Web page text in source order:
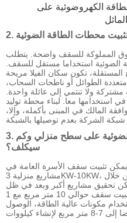
الطاقة الكهروضوئية على
محطات الطاقة الضوئية
المملوكة للسقف واضحة. يتطلب
الضوئية استخداما مستقل للسقف.
تكون سكان الفيلا مريحة
متعددة الطوائل أو ناطحات السحاب،
ولا تنتمي إلى عائلة واحدة.
استخدامها معا. لبناء محطة توليد
المالك في المبنى بأكمله، وإلا،
3. كم هو عظيم تثبيت مركز الضوئية على سطح منزلي وكم
سيكلف؟
تثبيت سقف الأسرة العامة في
مشاريع منزلية 3KW-10KW، بالطبع، إذا تم استخدام المنطقة من خلال
تحقيق مشاريع أكبر وبعد في ظل
الظروف العادية، يمكنك تثبيت سقف حوالي 10 متر مربع مع 1KW. يمكن
مكونات عالية الطاقة، الوصول